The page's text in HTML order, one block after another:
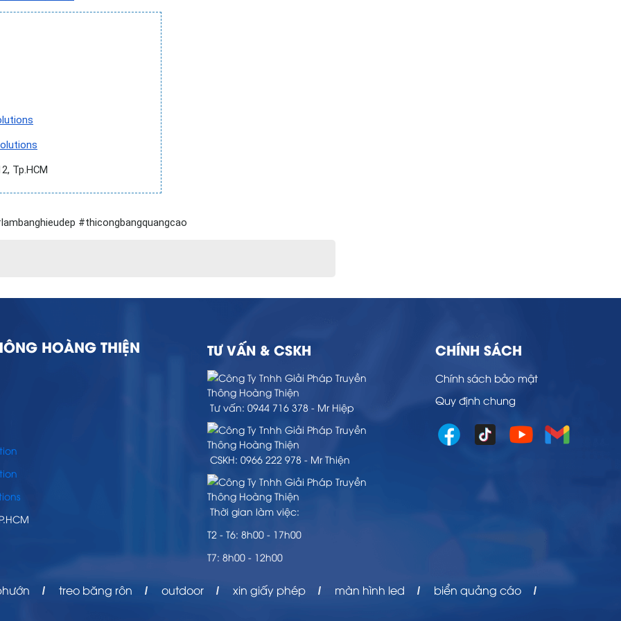
Tp.HCM
#thicongbangquangcao
HOÀNG THIỆN TƯ VẤN & CSKH
Tư vấn: 0944 716 378 - Mr Hiệp
CSKH: 0966 222 978 - Mr Thiện
Thời gian làm việc:
T2 - T6: 8h00 - 17h00
T7: 8h00 - 12h00
CHÍNH SÁCH
Chính sách bảo mật
Quy định chung
treo băng rôn outdoor xin giấy phép màn hình led biển quảng cáo